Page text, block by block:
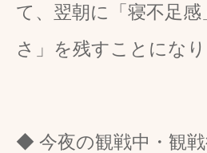
て、翌朝に「寝不足感
さ」を残すことになり
◆ 今夜の観戦中・観